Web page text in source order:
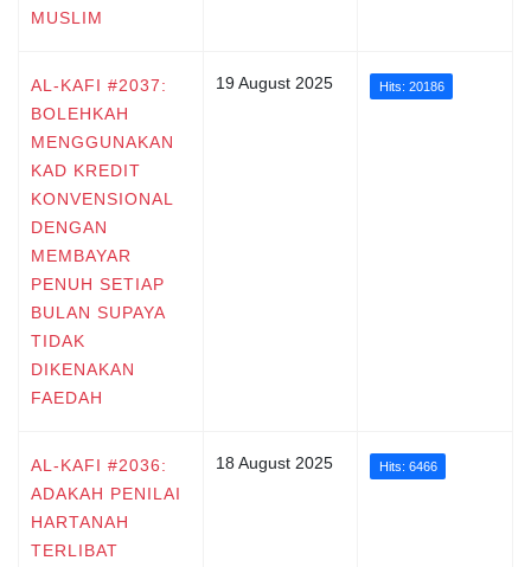
MUSLIM
AL-KAFI #2037:
BOLEHKAH
MENGGUNAKAN
KAD KREDIT
KONVENSIONAL
DENGAN
MEMBAYAR
PENUH SETIAP
BULAN SUPAYA
TIDAK
DIKENAKAN
FAEDAH
19 August 2025 Hits: 20186
AL-KAFI #2036:
ADAKAH PENILAI
HARTANAH
TERLIBAT
18 August 2025 Hits: 6466